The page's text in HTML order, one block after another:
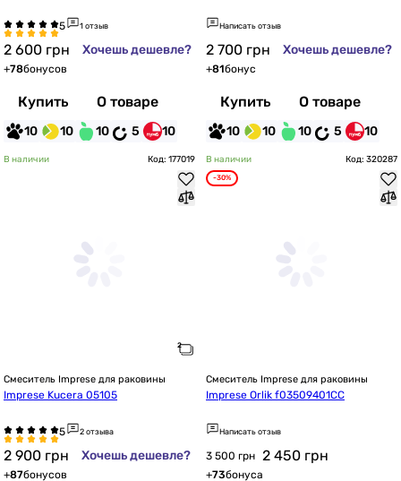
1 отзыв
2 600 грн Хочешь дешевле?
+78бонусов
Купить О товаре
10 10 10 5 10
Написать отзыв
2 700 грн Хочешь дешевле?
+81бонус
Купить О товаре
10 10 10 5 10
В наличии Код: 177019
Смеситель Imprese для раковины
Imprese Kucera 05105
2 отзыва
2 900 грн Хочешь дешевле?
+87бонусов
В наличии Код: 320287
-30%
Смеситель Imprese для раковины
Imprese Orlik f03509401CC
Написать отзыв
3 500 грн 2 450 грн
+73бонуса